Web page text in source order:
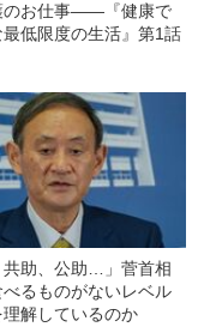
のお仕事――『健康で
低限度の生活』第1話
共助、公助…」菅首相
べるものがないレベル
解しているのか